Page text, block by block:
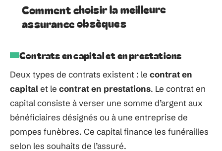
Comment choisir la meilleure
assurance obsèques
Contrats en capital et en prestations
Deux types de contrats existent : le contrat en
capitalet le contrat en prestations. Le contrat en
capital consiste à verser une somme d’argent aux
bénéficiaires désignés ou à une entreprise de
pompes funèbres. Ce capital finance les funérailles
selon les souhaits de l’assuré.